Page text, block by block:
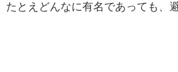
とえどんなに有名であっても、